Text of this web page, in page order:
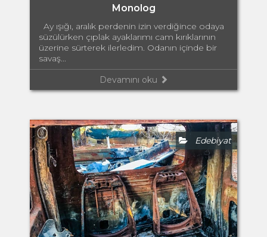
Monolog
Ay ışığı, aralık perdenin izin verdiğince odaya
süzülürken çıplak ayaklarımı cam kırıklarının
üzerine sürterek ilerledim. Odanın içinde bir
savaş...
Devamını oku
Edebiyat